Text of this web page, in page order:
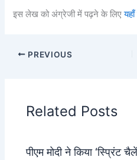
इस लेख को अंग्रेजी में पढ़ने के लिए
PREVIOUS
Related Posts
पीएम मोदी ने किया ‘स्प्रिंट